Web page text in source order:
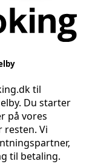
til
Du starter
på vores
Vi
til betaling.